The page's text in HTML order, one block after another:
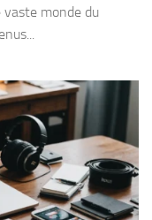
monde du